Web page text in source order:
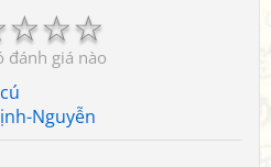
☆
☆
☆
đánh giá nào
Nguyễn